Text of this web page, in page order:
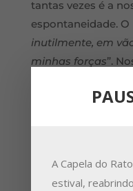
tantas vezes é a
espontaneidade. O
inutilmente, em
minhas forças”.
pena, o que é que
muito carregado.
A Capela do
estival,